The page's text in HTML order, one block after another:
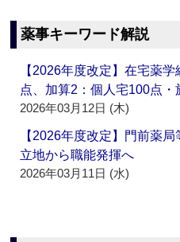
薬事キーワード解説
【2026年度改定】在宅薬
点、加算2：個人宅100点
2026年03月12日 (木)
【2026年度改定】門前薬
立地から職能発揮へ
2026年03月11日 (水)